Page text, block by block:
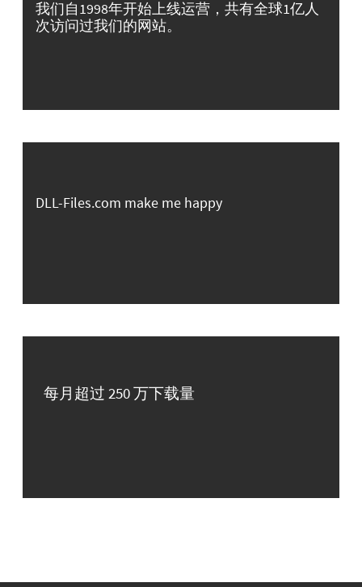
我们自1998年开始上线运营，共有全球1亿人
次访问过我们的网站。
DLL-Files.com make me happy
每月超过 250 万下载量